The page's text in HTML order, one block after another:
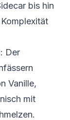
bis hin
: Der
Vanille,
mit